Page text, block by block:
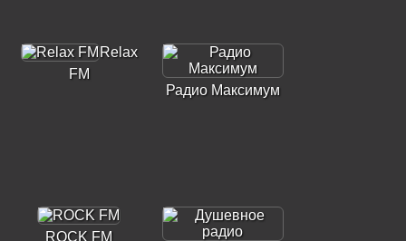
Relax
FM
Радио Максимум
ROCK FM